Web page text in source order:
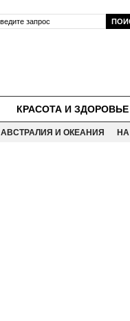
КРАСОТА И ЗДОРОВЬЕ
АВСТРАЛИЯ И ОКЕАНИЯ
НА